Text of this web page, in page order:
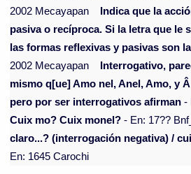
2002 Mecayapan
Indica que la
pasiva o recíproca. Si la letra que le
las formas reflexivas y pasivas son
2002 Mecayapan
Interrogativo,
mismo q[ue] Amo nel, Anel, Amo, y
pero por ser interrogativos afirman -
Cuix mo? Cuix monel? - En: 17??
claro...? (interrogación negativa) /
En: 1645 Carochi